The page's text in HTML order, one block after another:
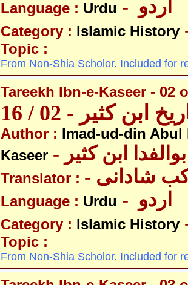
Language : Urdu
Category : Islamic History
Topic :
From Non-Shia Scholor. Included for
Tareekh Ibn-e-Kaseer - 02
ابن کثیر - 02 / 16
Author : Imad-ud-din Abul
Kaseer
ابن کثیر
Translator : شادانی
Language : Urdu
Category : Islamic History
Topic :
From Non-Shia Scholor. Included for